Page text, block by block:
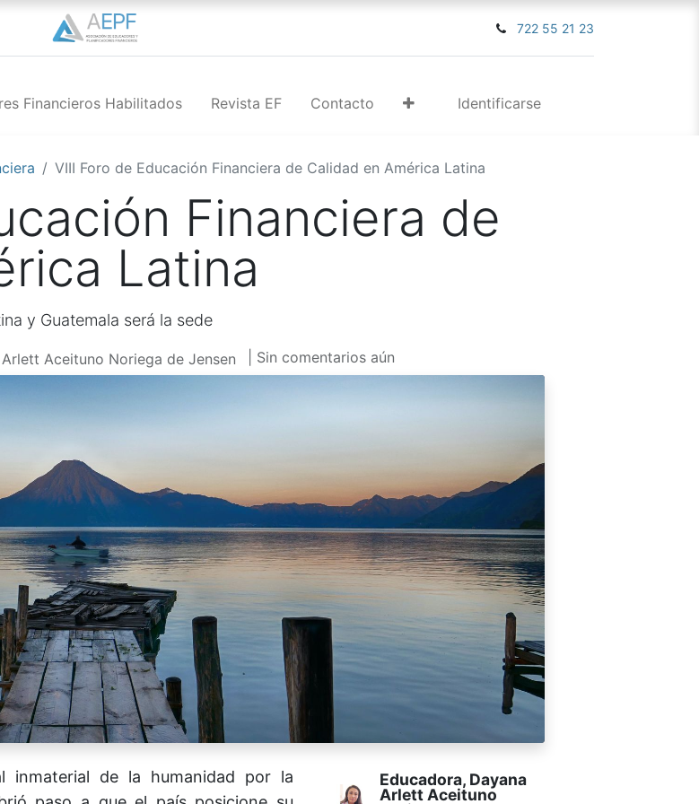
722 55 21 23
Financieros Habilitados Revista EF Contacto Identificarse
VIII Foro de Educación Financiera de Calidad en América Latina
Financiera de
Latina
y Guatemala será la sede
Aceituno Noriega de Jensen | Sin comentarios aún
inmaterial de la humanidad por la
Educadora, Dayana
Arlett Aceituno